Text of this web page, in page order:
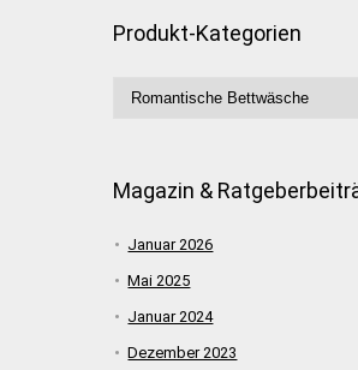
Produkt-Kategorien
Magazin &
Januar 2026
Mai 2025
Januar 2024
Dezember 2023